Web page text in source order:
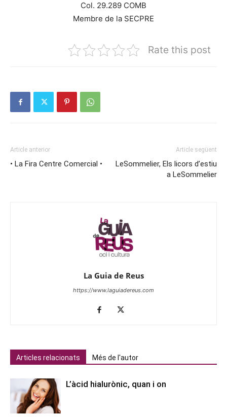
Col. 29.289 COMB
Membre de la SECPRE
Rate this post
Article anterior
• La Fira Centre Comercial •
Article següent
LeSommelier, Els licors d’estiu
a LeSommelier
La Guia de Reus
https://www.laguiadereus.com
Articles relacionats Més de l'autor
L’àcid hialurònic, quan i on